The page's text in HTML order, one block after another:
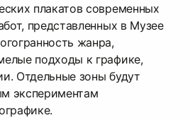
плакатов современных
представленных в Музее
жанра,
подходы к графике,
Отдельные зоны будут
экспериментам